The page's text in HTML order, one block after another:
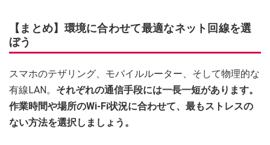
【まとめ】環境に合わせて最適なネット回線を選
ぼう
スマホのテザリング、モバイルルーター、そして物理的な
有線LAN。 それぞれの通信手段には一長一短があります。
作業時間や場所のWi-Fi状況に合わせて、最もストレスの
ない方法を選択しましょう。